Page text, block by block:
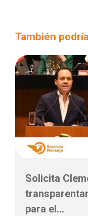
También
Solicita
para el...